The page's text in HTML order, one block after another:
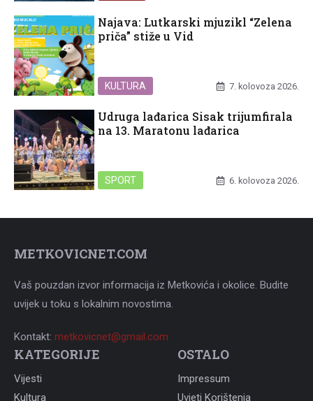
Najava: Lutkarski mjuzikl “Zelena
priča” stiže u Vid
KULTURA 7. kolovoza 2026.
Udruga lađarica Sisak trijumfirala
na 13. Maratonu lađarica
SPORT 6. kolovoza 2026.
METKOVICNET.COM
Vaš pouzdan izvor informacija iz Metkovića i okolice. Budite
uvijek u toku s lokalnim novostima.
Kontakt: metkovicnet@gmail.com
KATEGORIJE
Vijesti
Kultura
OSTALO
Impressum
Uvjeti Korištenja